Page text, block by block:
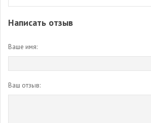
Написать отзыв
Ваше имя:
Ваш отзыв: